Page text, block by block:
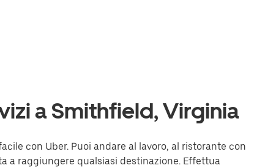
a Smithfield, Virginia
con Uber. Puoi andare al lavoro, al ristorante con
a raggiungere qualsiasi destinazione. Effettua